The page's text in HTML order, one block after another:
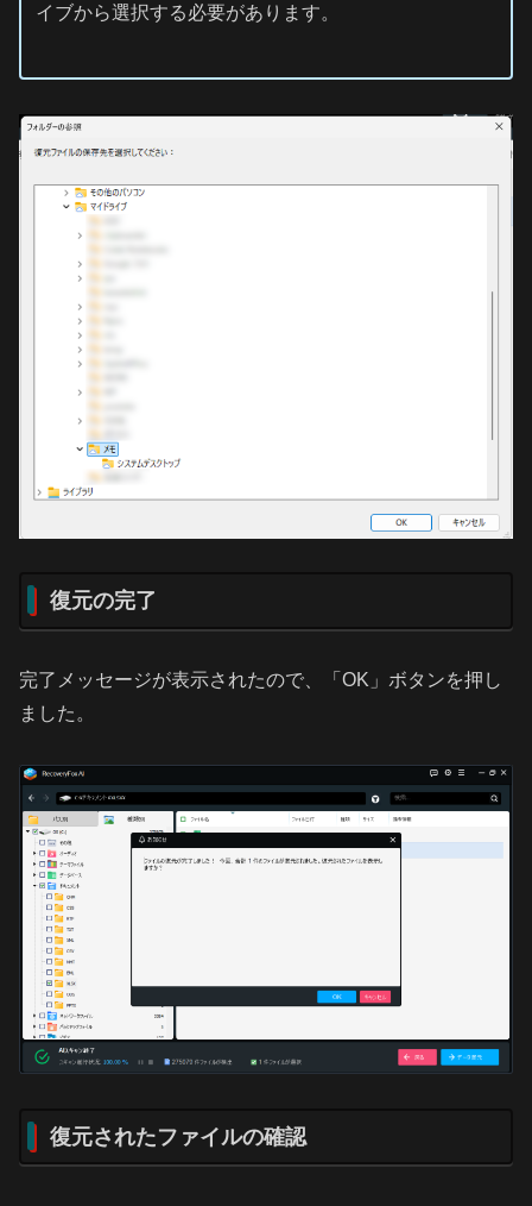
イブから選択する必要があります。
復元の完了
完了メッセージが表示されたので、「OK」ボタンを押し
ました。
復元されたファイルの確認